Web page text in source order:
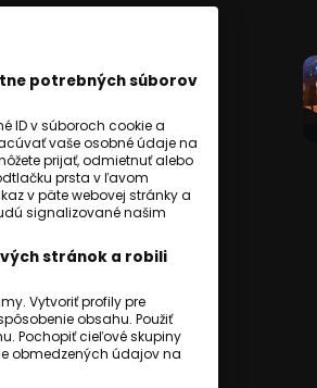
potrebných súborov
ID v súboroch cookie a
vaše osobné údaje na
prijať, odmietnuť alebo
prsta v ľavom
v päte webovej stránky a
signalizované našim
stránok a robili
Vytvoriť profily pre
obsahu. Použiť
Pochopiť cieľové skupiny
obmedzených údajov na